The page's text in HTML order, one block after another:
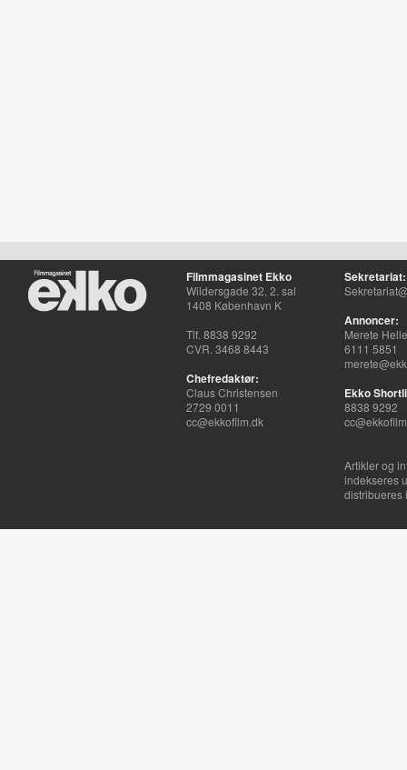
Filmmagasinet Ekko
Wildersgade 32, 2. sal
1408 København K
Tlf. 8838 9292
CVR. 3468 8443
Chefredaktør:
Claus Christensen
2729 0011
cc@ekkofilm.dk
Sekretariat:
Annoncer:
Merete
6111 5851
Ekko
8838 9292
Artikler og
indekseres
distribueres